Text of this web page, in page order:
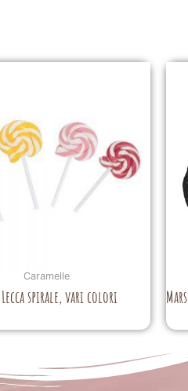
Caramelle
Lecca spirale, vari colori